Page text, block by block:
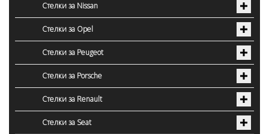
Стелки за Nissan
Стелки за Opel
Стелки за Peugeot
Стелки за Porsche
Стелки за Renault
Стелки за Seat